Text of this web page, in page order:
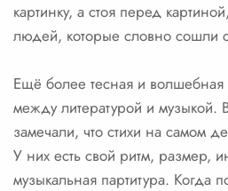
картинку, а стоя перед
людей, которые словно сошли
Ещё более тесная и волшебная
между литературой и музыкой.
замечали, что стихи на самом
У них есть свой ритм, размер,
музыкальная партитура. Когда